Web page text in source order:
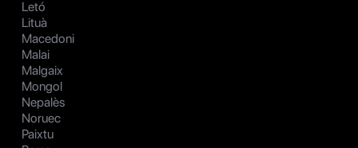
Letó
Lituà
Macedoni
Malai
Malgaix
Mongol
Nepalès
Noruec
Paixtu